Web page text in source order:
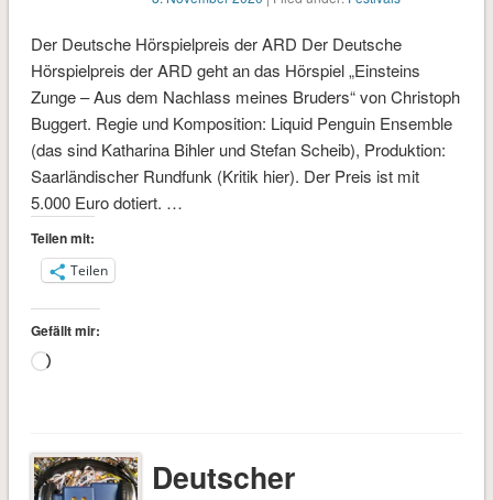
Der Deutsche Hörspielpreis der ARD Der Deutsche
Hörspielpreis der ARD geht an das Hörspiel „Einsteins
Zunge – Aus dem Nachlass meines Bruders“ von Christoph
Buggert. Regie und Komposition: Liquid Penguin Ensemble
(das sind Katharina Bihler und Stefan Scheib), Produktion:
Saarländischer Rundfunk (Kritik hier). Der Preis ist mit
5.000 Euro dotiert. …
Teilen mit:
Teilen
Gefällt mir:
Wird
Deutscher